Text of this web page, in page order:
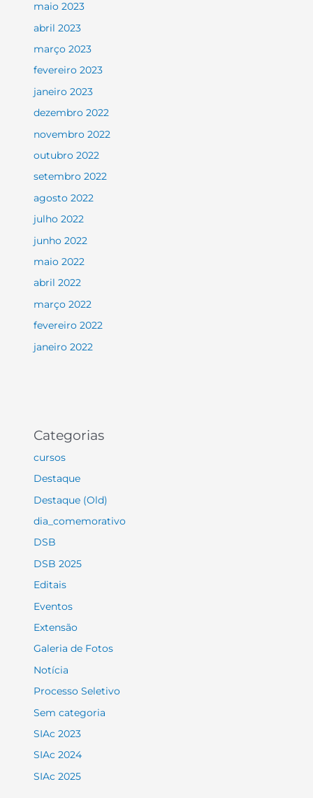
maio 2023
abril 2023
março 2023
fevereiro 2023
janeiro 2023
dezembro 2022
novembro 2022
outubro 2022
setembro 2022
agosto 2022
julho 2022
junho 2022
maio 2022
abril 2022
março 2022
fevereiro 2022
janeiro 2022
Categorias
cursos
Destaque
Destaque (Old)
dia_comemorativo
DSB
DSB 2025
Editais
Eventos
Extensão
Galeria de Fotos
Notícia
Processo Seletivo
Sem categoria
SIAc 2023
SIAc 2024
SIAc 2025